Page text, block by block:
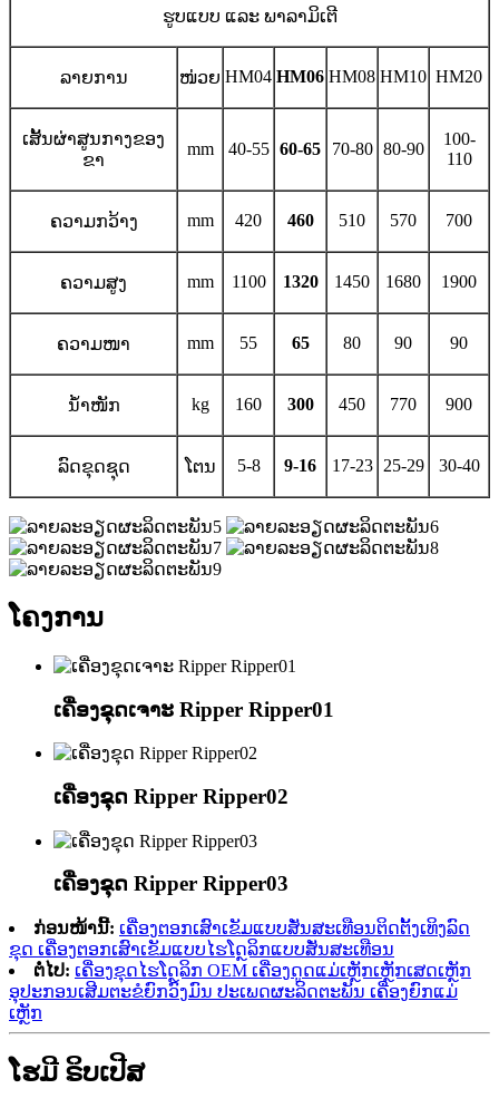
ຮູບແບບ ແລະ ພາລາມິເຕີ
ລາຍການ ໜ່ວຍ HM04 HM06 HM08 HM10 HM20
ເສັ້ນຜ່າສູນກາງຂອງ
ຂາ
mm 40-55 60-65 70-80 80-90
100-
110
ຄວາມກວ້າງ mm 420 460 510 570 700
ຄວາມສູງ mm 1100 1320 1450 1680 1900
ຄວາມໜາ mm 55 65 80 90 90
ນ້ຳໜັກ kg 160 300 450 770 900
ລົດຂຸດຊຸດ ໂຕນ 5-8 9-16 17-23 25-29 30-40
ໂຄງການ
ເຄື່ອງຂຸດເຈາະ Ripper Ripper01
ເຄື່ອງຂຸດ Ripper Ripper02
ເຄື່ອງຂຸດ Ripper Ripper03
ກ່ອນໜ້ານີ້: ເຄື່ອງຕອກເສົາເຂັມແບບສັ່ນສະເທືອນຕິດຕັ້ງເທິງລົດ
ຂຸດ ເຄື່ອງຕອກເສົາເຂັມແບບໄຮໂດຼລິກແບບສັ່ນສະເທືອນ
ຕໍ່ໄປ: ເຄື່ອງຂຸດໄຮໂດຼລິກ OEM ເຄື່ອງດູດແມ່ເຫຼັກເຫຼັກເສດເຫຼັກ
ອຸປະກອນເສີມຕະຂໍຍົກວົງມົນ ປະເພດຜະລິດຕະພັນ ເຄື່ອງຍົກແມ່
ເຫຼັກ
ໂຮມີ ຣິບເປີສ